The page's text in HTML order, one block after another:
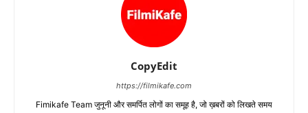
CopyEdit
https://filmikafe.com
Fimikafe Team जुनूनी और समर्पित लोगों का समूह है, जो ख़बरों को लिखते समय